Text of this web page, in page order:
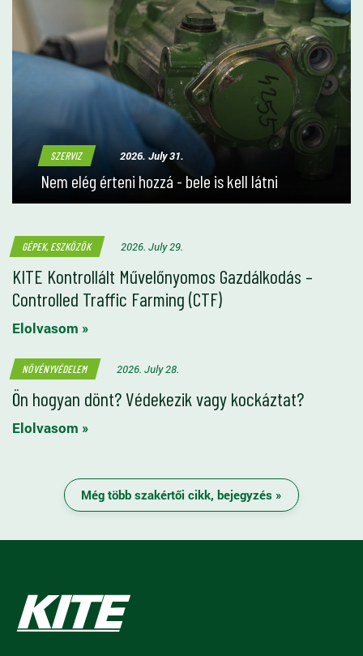
SZERVIZ 2026. July 31.
Nem elég érteni hozzá - bele is kell látni
GÉPEK, ESZKÖZÖK 2026. July 29.
KITE Kontrollált Művelőnyomos Gazdálkodás –
Controlled Traffic Farming (CTF)
Elolvasom »
NÖVÉNYVÉDELEM 2026. July 28.
Ön hogyan dönt? Védekezik vagy kockáztat?
Elolvasom »
Még több szakértői cikk, bejegyzés »